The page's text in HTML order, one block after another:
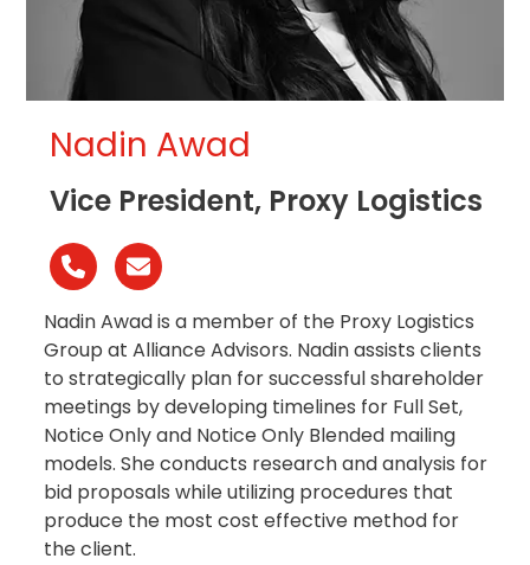
Nadin Awad
Vice President, Proxy Logistics
Número
telefónico
Correo
electrónico
Nadin Awad is a member of the Proxy Logistics
Group at Alliance Advisors. Nadin assists clients
to strategically plan for successful shareholder
meetings by developing timelines for Full Set,
Notice Only and Notice Only Blended mailing
models. She conducts research and analysis for
bid proposals while utilizing procedures that
produce the most cost effective method for
the client.